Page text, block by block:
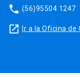
phone (56)95504 1247
launch Ir a la Oficina de